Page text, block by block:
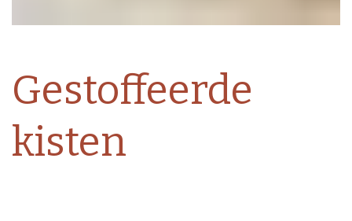
Gestoffeerde
kisten